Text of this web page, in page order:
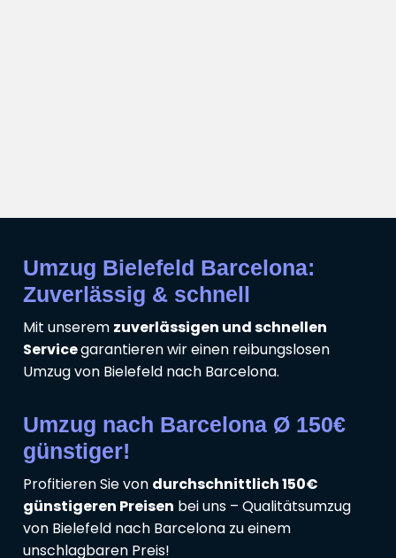
Umzug Bielefeld Barcelona:
Zuverlässig & schnell
Mit unserem zuverlässigen und schnellen
Servicegarantieren wir einen reibungslosen
Umzug von Bielefeld nach Barcelona.
Umzug nach Barcelona Ø 150€
günstiger!
Profitieren Sie von durchschnittlich 150€
günstigeren Preisen bei uns – Qualitätsumzug
von Bielefeld nach Barcelona zu einem
unschlagbaren Preis!